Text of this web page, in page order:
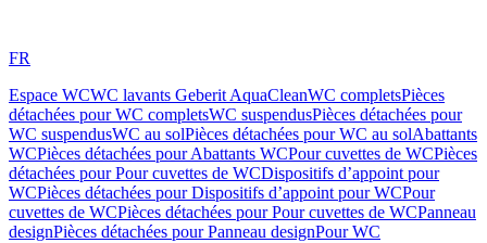
FR
Espace WCWC lavants Geberit AquaCleanWC completsPièces
détachées pour WC completsWC suspendusPièces détachées pour
WC suspendusWC au solPièces détachées pour WC au solAbattants
WCPièces détachées pour Abattants WCPour cuvettes de WCPièces
détachées pour Pour cuvettes de WCDispositifs d’appoint pour
WCPièces détachées pour Dispositifs d’appoint pour WCPour
cuvettes de WCPièces détachées pour Pour cuvettes de WCPanneau
designPièces détachées pour Panneau designPour WC